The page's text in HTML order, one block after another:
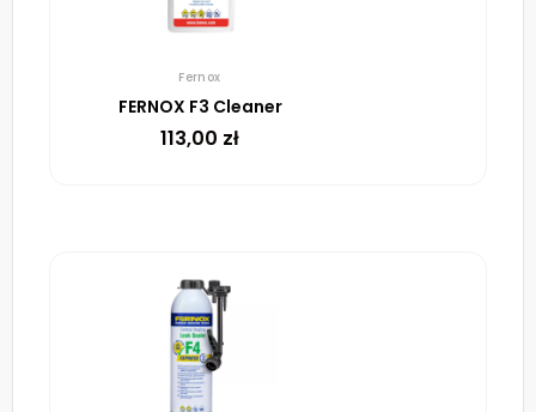
Fernox
FERNOX F3 Cleaner
113,00 zł